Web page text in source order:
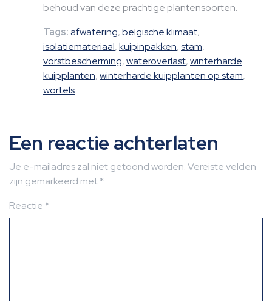
behoud van deze prachtige plantensoorten.
Tags:afwatering,belgische klimaat,
isolatiemateriaal,kuipinpakken,stam,
vorstbescherming,wateroverlast,winterharde
kuipplanten,winterharde kuipplanten op stam,
wortels
Een reactie achterlaten
Je e-mailadres zal niet getoond worden.Vereiste velden
zijn gemarkeerd met*
Reactie*